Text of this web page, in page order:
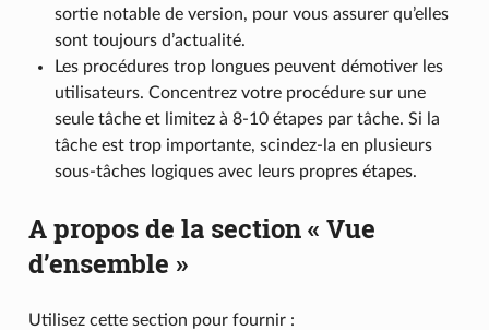
sortie notable de version, pour vous assurer qu’elles
sont toujours d’actualité.
Les procédures trop longues peuvent démotiver les
utilisateurs. Concentrez votre procédure sur une
seule tâche et limitez à 8-10 étapes par tâche. Si la
tâche est trop importante, scindez-la en plusieurs
sous-tâches logiques avec leurs propres étapes.
A propos de la section « Vue
d’ensemble »
Utilisez cette section pour fournir :